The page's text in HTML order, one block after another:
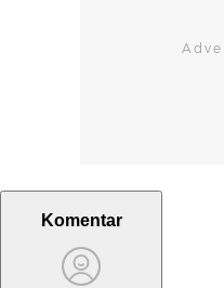
Komentar